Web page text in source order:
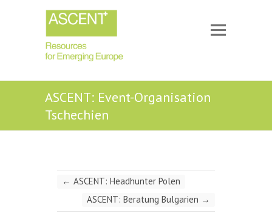
ASCENT: Event-Organisation
Tschechien
← ASCENT: Headhunter Polen
ASCENT: Beratung Bulgarien →